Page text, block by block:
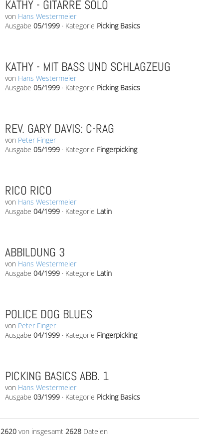
KATHY - GITARRE SOLO
von Hans Westermeier
Ausgabe 05/1999 · Kategorie Picking Basics
KATHY - MIT BASS UND SCHLAGZEUG
von Hans Westermeier
Ausgabe 05/1999 · Kategorie Picking Basics
REV. GARY DAVIS: C-RAG
von Peter Finger
Ausgabe 05/1999 · Kategorie Fingerpicking
RICO RICO
von Hans Westermeier
Ausgabe 04/1999 · Kategorie Latin
ABBILDUNG 3
von Hans Westermeier
Ausgabe 04/1999 · Kategorie Latin
POLICE DOG BLUES
von Peter Finger
Ausgabe 04/1999 · Kategorie Fingerpicking
PICKING BASICS ABB. 1
von Hans Westermeier
Ausgabe 03/1999 · Kategorie Picking Basics
2620 von insgesamt 2628 Dateien